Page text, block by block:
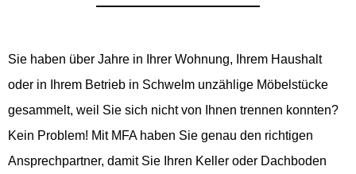
Sie haben über Jahre in Ihrer Wohnung, Ihrem Haushalt
oder in Ihrem Betrieb in Schwelm unzählige Möbelstücke
gesammelt, weil Sie sich nicht von Ihnen trennen konnten?
Kein Problem! Mit MFA haben Sie genau den richtigen
Ansprechpartner, damit Sie Ihren Keller oder Dachboden